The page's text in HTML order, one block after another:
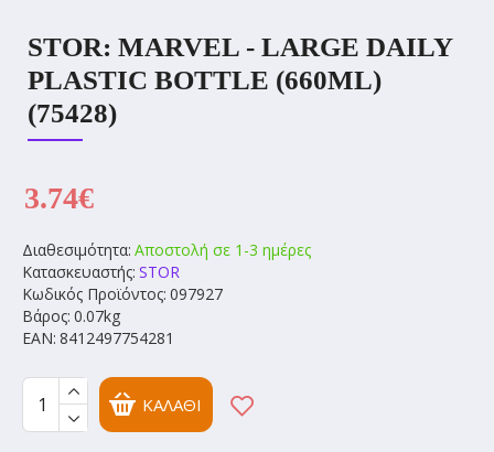
STOR: MARVEL - LARGE DAILY
PLASTIC BOTTLE (660ML)
(75428)
Διαθεσιμότητα: Αποστολή σε 1-3 ημέρες
Κατασκευαστής: STOR
Κωδικός Προϊόντος: 097927
Βάρος: 0.07kg
EAN: 8412497754281
3.74€
ΚΑΛΆΘΙ